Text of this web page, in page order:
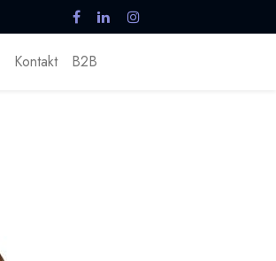
Kontakt B2B